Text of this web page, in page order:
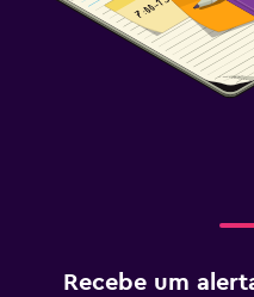
Recebe um